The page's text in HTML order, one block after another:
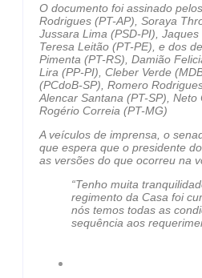
O documento foi assinado
Rodrigues (PT-AP), Soraya
Jussara Lima (PSD-PI),
Teresa Leitão (PT-PE), e dos
Pimenta (PT-RS), Damião
Lira (PP-PI), Cleber Verde
(PCdoB-SP), Romero
Alencar Santana (PT-SP), Neto
Rogério Correia (PT-MG)
A veículos de imprensa, o
que espera que o presidente
as versões do que ocorreu na
“Tenho muita
regimento da Casa foi
nós temos todas as
sequência aos